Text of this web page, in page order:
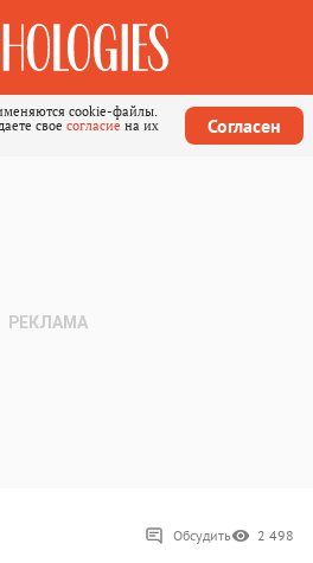
cookie-файлы.
свое согласие на их
Согласен
Обсудить 2 498